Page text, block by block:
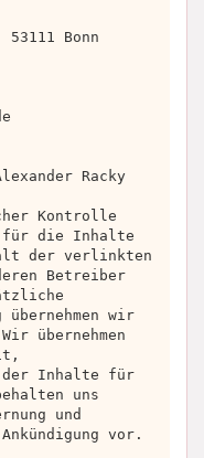
Bonn
Racky
Kontrolle
für die Inhalte
der verlinkten
Betreiber
wir
übernehmen
der Inhalte für
uns
und
vor.